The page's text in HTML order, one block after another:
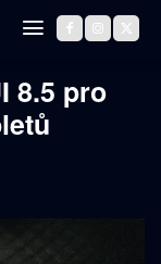
8.5 pro